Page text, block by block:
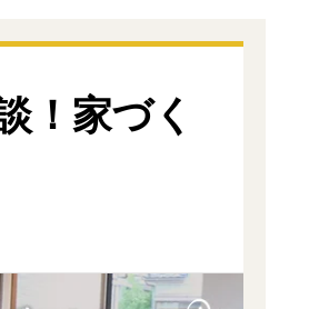
！家づく